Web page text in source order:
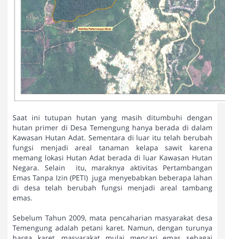
Saat ini tutupan hutan yang masih ditumbuhi dengan
hutan primer di Desa Temengung hanya berada di dalam
Kawasan Hutan Adat. Sementara di luar itu telah berubah
fungsi menjadi areal tanaman kelapa sawit karena
memang lokasi Hutan Adat berada di luar Kawasan Hutan
Negara. Selain itu, maraknya aktivitas Pertambangan
Emas Tanpa Izin (PETI) juga menyebabkan beberapa lahan
di desa telah berubah fungsi menjadi areal tambang
emas.
Sebelum Tahun 2009, mata pencaharian masyarakat desa
Temengung adalah petani karet. Namun, dengan turunya